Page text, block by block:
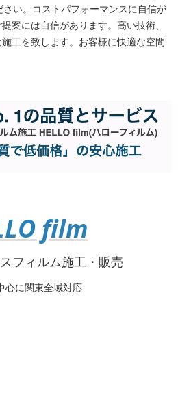
い。コストパフォーマンスに自信が
案には自信があります。高い技術、
工を致します。お客様に快適な空間
film
フィルム施工・販売
心に関東全域対応